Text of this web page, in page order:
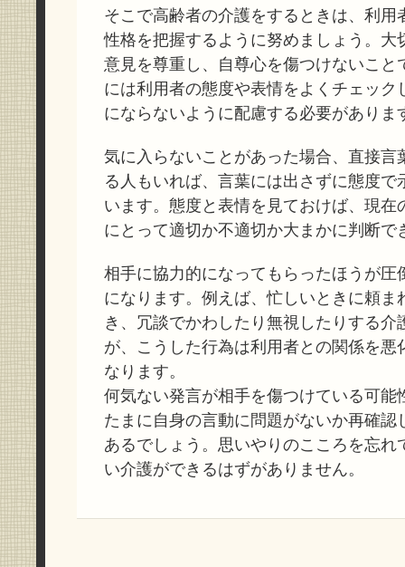
そこで高齢者の介護をするときは、利用
性格を把握するように努めましょう。大
意見を尊重し、自尊心を傷つけないこと
には利用者の態度や表情をよくチェック
にならないように配慮する必要がありま
気に入らないことがあった場合、直接言
る人もいれば、言葉には出さずに態度で
います。態度と表情を見ておけば、現在
にとって適切か不適切か大まかに判断で
相手に協力的になってもらったほうが圧
になります。例えば、忙しいときに頼ま
き、冗談でかわしたり無視したりする介
が、こうした行為は利用者との関係を悪
なります。
何気ない発言が相手を傷つけている可能
たまに自身の言動に問題がないか再確認
あるでしょう。思いやりのこころを忘れ
い介護ができるはずがありません。